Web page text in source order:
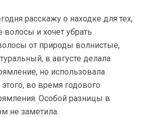
расскажу о находке для тех,
волосы и хочет убрать
от природы волнистые,
в августе делала
но использовала
во время годового
Особой разницы в
не заметила.